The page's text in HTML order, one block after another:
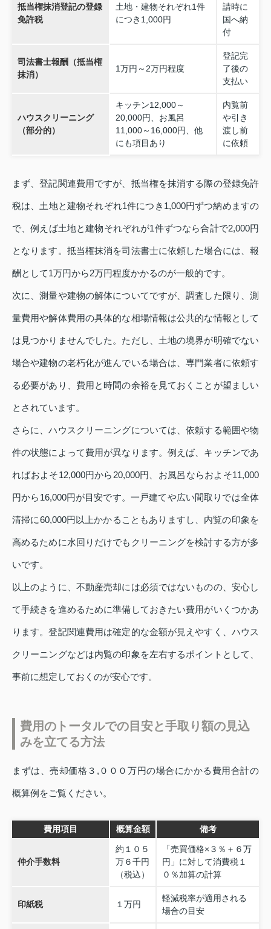
抵当権抹消登記の登録
免許税
土地・建物それぞれ1件
につき1,000円
請時に
国へ納
付
司法書士報酬（抵当権
抹消）
1万円～2万円程度
登記完
了後の
支払い
ハウスクリーニング
（部分的）
キッチン12,000～
20,000円、お風呂
11,000～16,000円、他
にも項目あり
内覧前
や引き
渡し前
に依頼
まず、登記関連費用ですが、抵当権を抹消する際の登録免許
税は、土地と建物それぞれ1件につき1,000円ずつ納めますの
で、例えば土地と建物それぞれが1件ずつなら合計で2,000円
となります。抵当権抹消を司法書士に依頼した場合には、報
酬として1万円から2万円程度かかるのが一般的です。
次に、測量や建物の解体についてですが、調査した限り、測
量費用や解体費用の具体的な相場情報は公共的な情報として
は見つかりませんでした。ただし、土地の境界が明確でない
場合や建物の老朽化が進んでいる場合は、専門業者に依頼す
る必要があり、費用と時間の余裕を見ておくことが望ましい
とされています。
さらに、ハウスクリーニングについては、依頼する範囲や物
件の状態によって費用が異なります。例えば、キッチンであ
ればおよそ12,000円から20,000円、お風呂ならおよそ11,000
円から16,000円が目安です。一戸建てや広い間取りでは全体
清掃に60,000円以上かかることもありますし、内覧の印象を
高めるために水回りだけでもクリーニングを検討する方が多
いです。
以上のように、不動産売却には必須ではないものの、安心し
て手続きを進めるために準備しておきたい費用がいくつかあ
ります。登記関連費用は確定的な金額が見えやすく、ハウス
クリーニングなどは内覧の印象を左右するポイントとして、
事前に想定しておくのが安心です。
費用のトータルでの目安と手取り額の見込
みを立てる方法
まずは、売却価格３,０００万円の場合にかかる費用合計の
概算例をご覧ください。
費用項目 概算金額 備考
仲介手数料
約１０５
万６千円
（税込）
「売買価格×３％＋６万
円」に対して消費税１
０％加算の計算
印紙税 １万円
軽減税率が適用される
場合の目安